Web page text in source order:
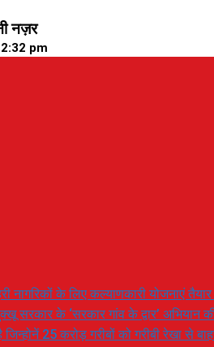
नज़र
pm
नागरिकों के लिए कल्याणकारी योजनाएं
सरकार के ‘सरकार गांव के द्वार’ अभियान
जिन्होनें 25 करोड़ गरीबों को गरीबी रेखा से